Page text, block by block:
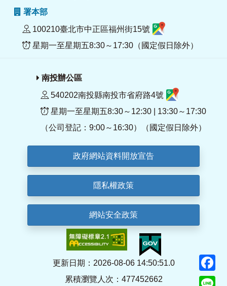
署本部
100210臺北市中正區福州街15號
星期一至星期五8:30～17:30（國定假日除外）
南投辦公區
540202南投縣南投市省府路4號
星期一至星期五8:30～12:30 | 13:30～17:30
（公司登記：9:00～16:30）（國定假日除外）
政府網站資料開放宣告
隱私權政策
網站安全政策
更新日期：2026-08-06 14:50:51.0
累積瀏覽人次：477452662